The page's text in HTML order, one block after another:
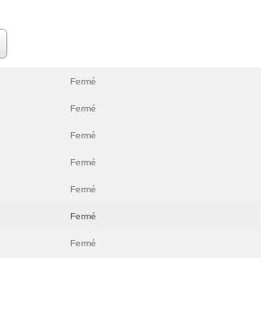
Fermé
Fermé
Fermé
Fermé
Fermé
Fermé
Fermé